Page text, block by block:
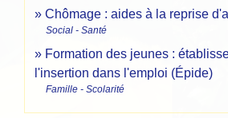
Chômage : aides à la reprise
Social - Santé
Formation des jeunes :
l'insertion dans l'emploi (Épide)
Famille - Scolarité